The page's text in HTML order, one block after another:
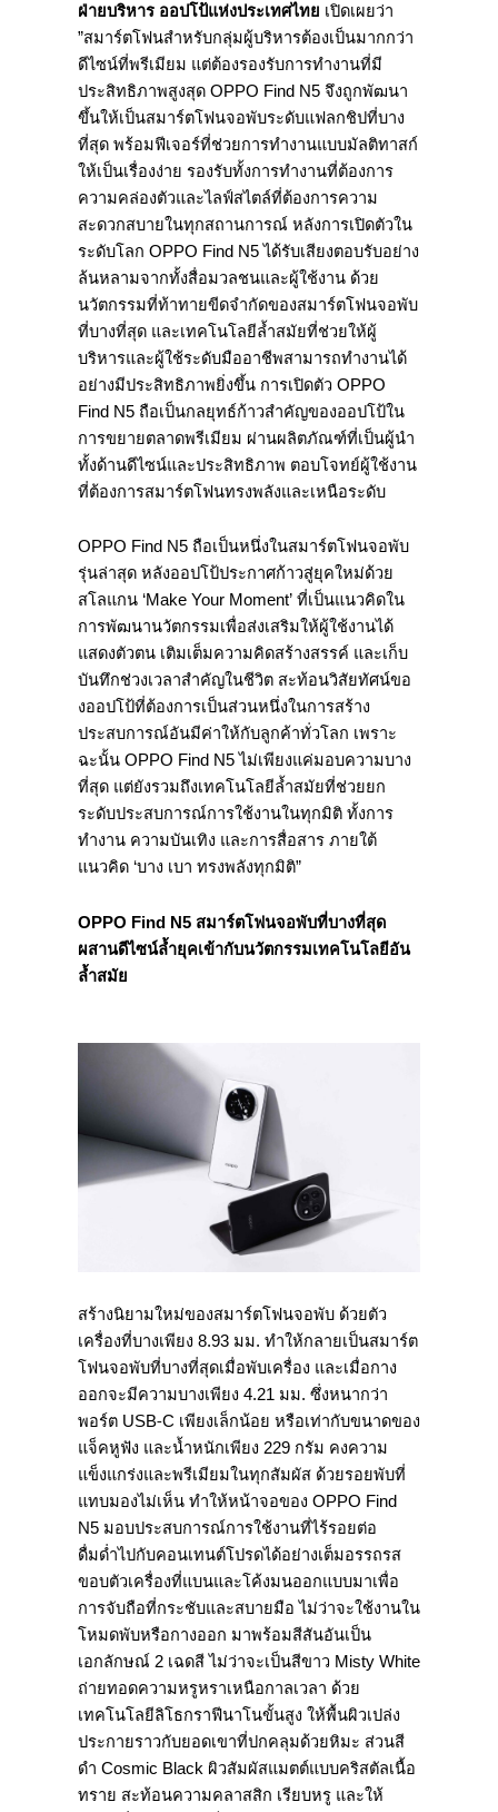
ฝ่ายบริหาร ออปโป้แห่งประเทศไทย เปิดเผยว่า ​
”สมาร์ตโฟนสำหรับกลุ่มผู้บริหารต้องเป็นมากกว่า
ดีไซน์ที่พรีเมียม แต่ต้องรองรับการทำงานที่มี
ประสิทธิภาพสูงสุด OPPO Find N5 จึงถูกพัฒนา
ขึ้นให้เป็นสมาร์ตโฟนจอพับระดับแฟลกชิปที่บาง
ที่สุด พร้อมฟีเจอร์ที่ช่วยการทำงานแบบมัลติทาสก์
ให้เป็นเรื่องง่าย รองรับทั้งการทำงานที่ต้องการ
ความคล่องตัวและไลฟ์สไตล์ที่ต้องการความ
สะดวกสบายในทุกสถานการณ์ หลังการเปิดตัวใน
ระดับโลก OPPO Find N5 ได้รับเสียงตอบรับอย่าง
ล้นหลามจากทั้งสื่อมวลชนและผู้ใช้งาน ด้วย
นวัตกรรมที่ท้าทายขีดจำกัดของสมาร์ตโฟนจอพับ
ที่บางที่สุด และเทคโนโลยีล้ำสมัยที่ช่วยให้ผู้
บริหารและผู้ใช้ระดับมืออาชีพสามารถทำงานได้
อย่างมีประสิทธิภาพยิ่งขึ้น การเปิดตัว OPPO
Find N5 ถือเป็นกลยุทธ์ก้าวสำคัญของออปโป้ใน
การขยายตลาดพรีเมียม ผ่านผลิตภัณฑ์ที่เป็นผู้นำ
ทั้งด้านดีไซน์และประสิทธิภาพ ตอบโจทย์ผู้ใช้งาน
ที่ต้องการสมาร์ตโฟนทรงพลังและเหนือระดับ
OPPO Find N5 ถือเป็นหนึ่งในสมาร์ตโฟนจอพับ
รุ่นล่าสุด หลังออปโป้ประกาศก้าวสู่ยุคใหม่ด้วย
สโลแกน ‘Make Your Moment’ ที่เป็นแนวคิดใน
การพัฒนานวัตกรรมเพื่อส่งเสริมให้ผู้ใช้งานได้
แสดงตัวตน เติมเต็มความคิดสร้างสรรค์ และเก็บ
บันทึกช่วงเวลาสำคัญในชีวิต สะท้อนวิสัยทัศน์ขอ
งออปโป้ที่ต้องการเป็นส่วนหนึ่งในการสร้าง
ประสบการณ์อันมีค่าให้กับลูกค้าทั่วโลก เพราะ
ฉะนั้น OPPO Find N5 ไม่เพียงแค่มอบความบาง
ที่สุด แต่ยังรวมถึงเทคโนโลยีล้ำสมัยที่ช่วยยก
ระดับประสบการณ์การใช้งานในทุกมิติ ทั้งการ
ทำงาน ความบันเทิง และการสื่อสาร ภายใต้
แนวคิด ‘บาง เบา ทรงพลังทุกมิติ”
OPPO Find N5 สมาร์ตโฟนจอพับที่บางที่สุด
ผสานดีไซน์ล้ำยุคเข้ากับนวัตกรรมเทคโนโลยีอัน
ล้ำสมัย
สร้างนิยามใหม่ของสมาร์ตโฟนจอพับ ด้วยตัว
เครื่องที่บางเพียง 8.93 มม. ทำให้กลายเป็นสมาร์ต
โฟนจอพับที่บางที่สุดเมื่อพับเครื่อง และเมื่อกาง
ออกจะมีความบางเพียง 4.21 มม. ซึ่งหนากว่า
พอร์ต USB-C เพียงเล็กน้อย หรือเท่ากับขนาดของ
แจ็คหูฟัง และน้ำหนักเพียง 229 กรัม คงความ
แข็งแกร่งและพรีเมียมในทุกสัมผัส ด้วยรอยพับที่
แทบมองไม่เห็น ทำให้หน้าจอของ OPPO Find
N5 มอบประสบการณ์การใช้งานที่ไร้รอยต่อ
ดื่มด่ำไปกับคอนเทนต์โปรดได้อย่างเต็มอรรถรส
ขอบตัวเครื่องที่แบนและโค้งมนออกแบบมาเพื่อ
การจับถือที่กระชับและสบายมือ ไม่ว่าจะใช้งานใน
โหมดพับหรือกางออก มาพร้อมสีสันอันเป็น
เอกลักษณ์ 2 เฉดสี ไม่ว่าจะเป็นสีขาว Misty White
ถ่ายทอดความหรูหราเหนือกาลเวลา ด้วย
เทคโนโลยีลิโธกราฟีนาโนขั้นสูง ให้พื้นผิวเปล่ง
ประกายราวกับยอดเขาที่ปกคลุมด้วยหิมะ ส่วนสี
ดำ Cosmic Black ผิวสัมผัสแมตต์แบบคริสตัลเนื้อ
ทราย สะท้อนความคลาสสิก เรียบหรู และให้